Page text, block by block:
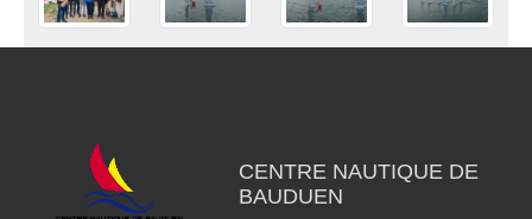
CENTRE NAUTIQUE DE
BAUDUEN